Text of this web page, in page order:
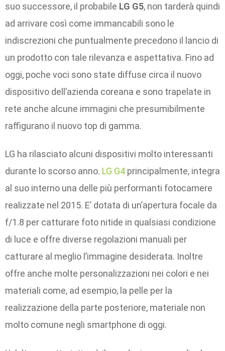
suo successore, il probabile LG G5, non tarderà quindi
ad arrivare così come immancabili sono le
indiscrezioni che puntualmente precedono il lancio di
un prodotto con tale rilevanza e aspettativa. Fino ad
oggi, poche voci sono state diffuse circa il nuovo
dispositivo dell’azienda coreana e sono trapelate in
rete anche alcune immagini che presumibilmente
raffigurano il nuovo top di gamma.
LG ha rilasciato alcuni dispositivi molto interessanti
durante lo scorso anno. LG G4 principalmente, integra
al suo interno una delle più performanti fotocamere
realizzate nel 2015. E’ dotata di un’apertura focale da
f/1.8 per catturare foto nitide in qualsiasi condizione
di luce e offre diverse regolazioni manuali per
catturare al meglio l’immagine desiderata. Inoltre
offre anche molte personalizzazioni nei colori e nei
materiali come, ad esempio, la pelle per la
realizzazione della parte posteriore, materiale non
molto comune negli smartphone di oggi.